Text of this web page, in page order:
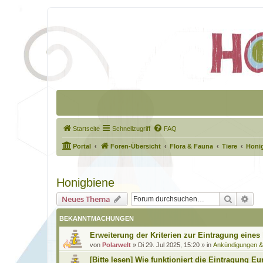
Startseite Schnellzugriff FAQ
Portal Foren-Übersicht Flora & Fauna Tiere
Honigbiene
Neues Thema Suche
BEKANNTMACHUNGEN
Erweiterung der Kriterien zur Eintragung eines
von Polarwelt » Di 29. Jul 2025, 15:20 » in Ankündigungen
[Bitte lesen] Wie funktioniert die Eintragung